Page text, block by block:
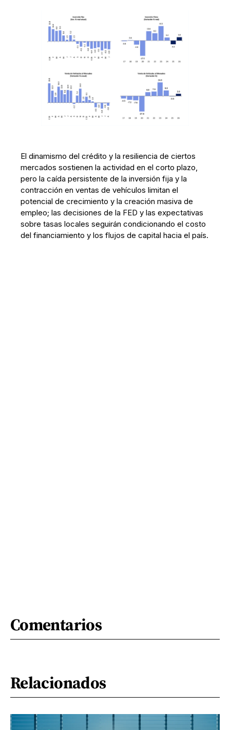
El dinamismo del crédito y la resiliencia de ciertos
mercados sostienen la actividad en el corto plazo,
pero la caída persistente de la inversión fija y la
contracción en ventas de vehículos limitan el
potencial de crecimiento y la creación masiva de
empleo; las decisiones de la FED y las expectativas
sobre tasas locales seguirán condicionando el costo
del financiamiento y los flujos de capital hacia el país.
Comentarios
Relacionados